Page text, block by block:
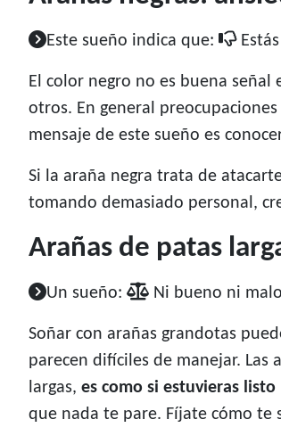
Este sueño indica que:
El color negro no es buena señal
otros. En general
mensaje de este sueño es
Si la araña negra trata de
tomando demasiado personal,
Arañas de patas
Un sueño: Ni bueno ni malo
Soñar con arañas grandotas
parecen difíciles de manejar. Las
largas, es como si estuvieras
que nada te pare. Fíjate cómo te